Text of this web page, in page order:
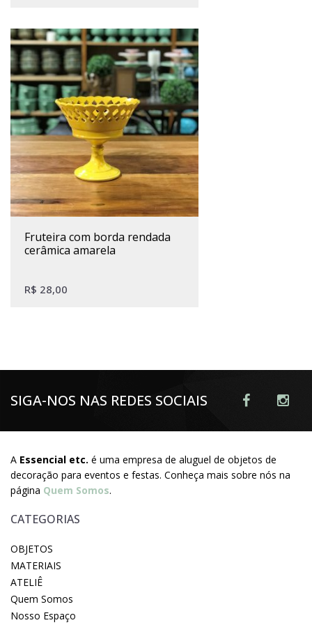
fruteira com borda rendada
cerâmica amarela
R$ 28,00
SIGA-NOS NAS REDES SOCIAIS
A Essencial etc. é uma empresa de aluguel de objetos de
decoração para eventos e festas. Conheça mais sobre nós na
página Quem Somos.
CATEGORIAS
OBJETOS
MATERIAIS
ATELIÊ
Quem Somos
Nosso Espaço